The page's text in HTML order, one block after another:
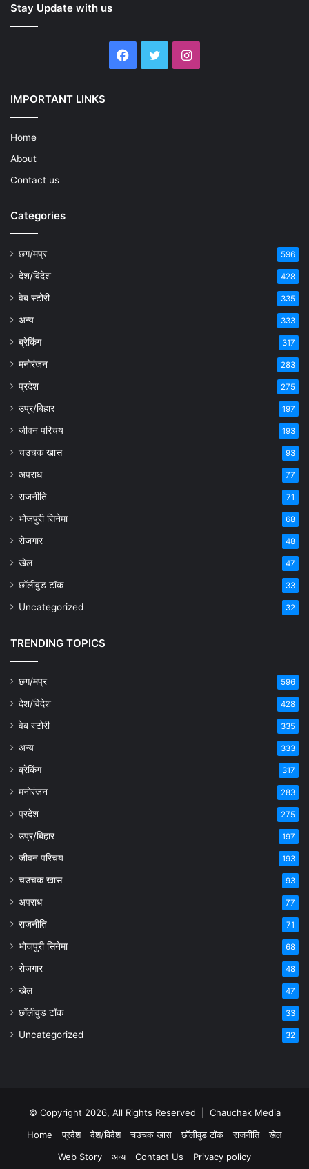
Stay Update with us
Facebook
TwitterInstagram
IMPORTANT LINKS
Home
About
Contact us
Categories
छग/मप्र 596
देश/विदेश 428
वेब स्टोरी 335
अन्य 333
ब्रेकिंग 317
मनोरंजन 283
प्रदेश 275
उप्र/बिहार 197
जीवन परिचय 193
चउचक खास 93
अपराध 77
राजनीति 71
भोजपुरी सिनेमा 68
रोजगार 48
खेल 47
छॉलीवुड टॉक 33
Uncategorized 32
TRENDING TOPICS
छग/मप्र 596
देश/विदेश 428
वेब स्टोरी 335
अन्य 333
ब्रेकिंग 317
मनोरंजन 283
प्रदेश 275
उप्र/बिहार 197
जीवन परिचय 193
चउचक खास 93
अपराध 77
राजनीति 71
भोजपुरी सिनेमा 68
रोजगार 48
खेल 47
छॉलीवुड टॉक 33
Uncategorized 32
© Copyright 2026, All Rights Reserved | Chauchak Media
Home
प्रदेश देश/विदेश चउचक खास छॉलीवुड टॉक राजनीति
खेल
Web Story
अन्य Contact Us Privacy policy